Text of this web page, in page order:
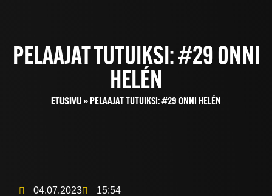
PELAAJAT TUTUIKSI: #29 ONNI
HELÉN
ETUSIVU» PELAAJAT TUTUIKSI: #29 ONNI HELÉN
04.07.2023
15:54